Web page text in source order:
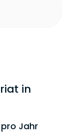
in
Jahr